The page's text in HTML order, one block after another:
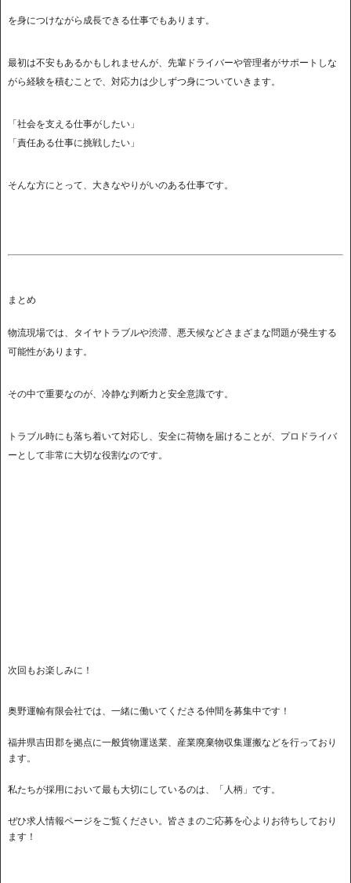
を身につけながら成長できる仕事でもあります。
最初は不安もあるかもしれませんが、先輩ドライバーや管理者がサポートしな
がら経験を積むことで、対応力は少しずつ身についていきます。
「社会を支える仕事がしたい」
「責任ある仕事に挑戦したい」
そんな方にとって、大きなやりがいのある仕事です。
まとめ
物流現場では、タイヤトラブルや渋滞、悪天候などさまざまな問題が発生する
可能性があります。
その中で重要なのが、冷静な判断力と安全意識です。
トラブル時にも落ち着いて対応し、安全に荷物を届けることが、プロドライバ
ーとして非常に大切な役割なのです。
次回もお楽しみに！
奥野運輸有限会社では、一緒に働いてくださる仲間を募集中です！
福井県吉田郡を拠点に一般貨物運送業、産業廃棄物収集運搬などを行っており
ます。
私たちが採用において最も大切にしているのは、「人柄」です。
ぜひ求人情報ページをご覧ください。皆さまのご応募を心よりお待ちしており
ます！